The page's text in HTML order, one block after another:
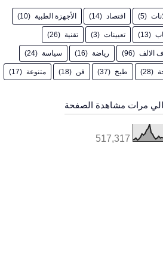
(5) اقتصاد (14) الأجهزة الطبية (10)
(13) تعيينات (3) تقنية (26)
الالف (96) رياضة (16) سياسة (24)
(28) طبخ (37) فن (18) متنوعة (17)
مرات مشاهدة الصفحة
517,317